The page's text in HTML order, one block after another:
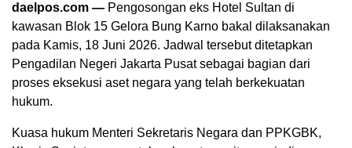
daelpos.com — Pengosongan eks Hotel Sultan di
kawasan Blok 15 Gelora Bung Karno bakal dilaksanakan
pada Kamis, 18 Juni 2026. Jadwal tersebut ditetapkan
Pengadilan Negeri Jakarta Pusatsebagai bagian dari
proses eksekusi aset negara yang telah berkekuatan
hukum.
Kuasa hukum Menteri Sekretaris Negara dan PPKGBK,